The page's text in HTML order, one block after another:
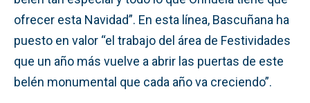
ofrecer esta Navidad”. En esta línea, Bascuñana ha
puesto en valor “el trabajo del área de Festividades
que un año más vuelve a abrir las puertas de este
belén monumental que cada año va creciendo”.